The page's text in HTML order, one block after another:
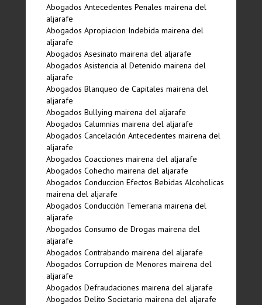
Abogados Antecedentes Penales mairena del
aljarafe
Abogados Apropiacion Indebida mairena del
aljarafe
Abogados Asesinato mairena del aljarafe
Abogados Asistencia al Detenido mairena del
aljarafe
Abogados Blanqueo de Capitales mairena del
aljarafe
Abogados Bullying mairena del aljarafe
Abogados Calumnias mairena del aljarafe
Abogados Cancelación Antecedentes mairena del
aljarafe
Abogados Coacciones mairena del aljarafe
Abogados Cohecho mairena del aljarafe
Abogados Conduccion Efectos Bebidas Alcoholicas
mairena del aljarafe
Abogados Conducción Temeraria mairena del
aljarafe
Abogados Consumo de Drogas mairena del
aljarafe
Abogados Contrabando mairena del aljarafe
Abogados Corrupcion de Menores mairena del
aljarafe
Abogados Defraudaciones mairena del aljarafe
Abogados Delito Societario mairena del aljarafe